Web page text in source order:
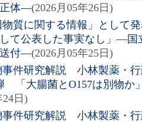
正体―(2026月05年26日)
物質に関する情報」として
て公表した事実なし」―国
送付―(2026月05年25日)
事件研究解説 小林製薬・
「大腸菌とO157は別物
24日)
事件研究解説 小林製薬・